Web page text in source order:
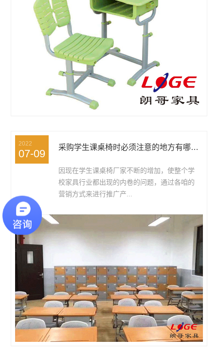
2022
07-09
采购学生课桌椅时必须注意的地方有哪些？
因现在学生课桌椅厂家不断的增加，使整个学
校家具行业都出现的内卷的问题，通过各咱的
营销方式来进行推广产...